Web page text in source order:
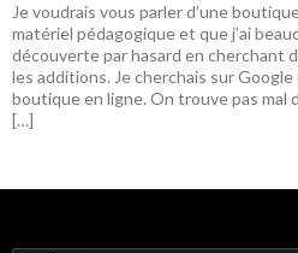
Je voudrais vous parler d’une
matériel pédagogique et que j’ai
découverte par hasard en cherchant
les additions. Je cherchais sur
boutique en ligne. On trouve pas mal
[…]